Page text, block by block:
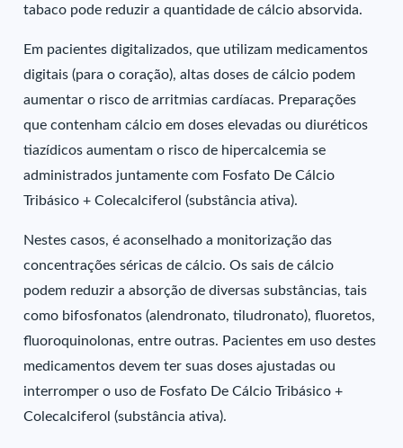
tabaco pode reduzir a quantidade de cálcio absorvida.
Em pacientes digitalizados, que utilizam medicamentos
digitais (para o coração), altas doses de cálcio podem
aumentar o risco de arritmias cardíacas. Preparações
que contenham cálcio em doses elevadas ou diuréticos
tiazídicos aumentam o risco de hipercalcemia se
administrados juntamente com Fosfato De Cálcio
Tribásico + Colecalciferol (substância ativa).
Nestes casos, é aconselhado a monitorização das
concentrações séricas de cálcio. Os sais de cálcio
podem reduzir a absorção de diversas substâncias, tais
como bifosfonatos (alendronato, tiludronato), fluoretos,
fluoroquinolonas, entre outras. Pacientes em uso destes
medicamentos devem ter suas doses ajustadas ou
interromper o uso de Fosfato De Cálcio Tribásico +
Colecalciferol (substância ativa).